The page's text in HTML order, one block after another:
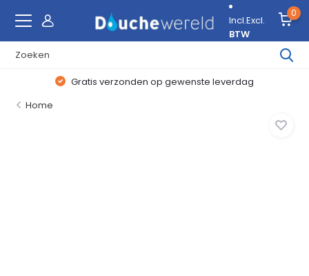
Incl.Excl.
BTW
0
Gratis verzonden op gewenste leverdag
Home